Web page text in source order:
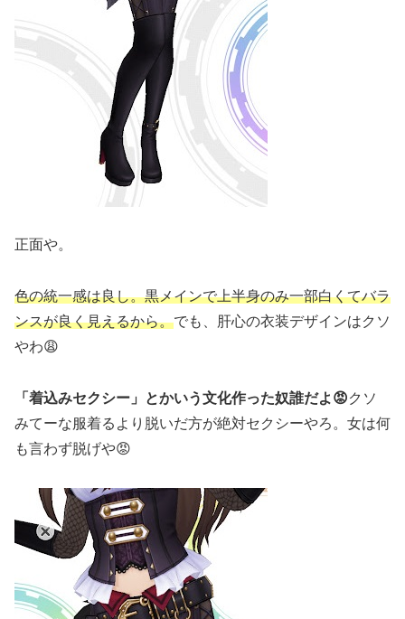
正面や。
色の統一感は良し。黒メインで上半身のみ一部白くてバラ
ンスが良く見えるから。でも、肝心の衣装デザインはクソ
やわ😩
「着込みセクシー」とかいう文化作った奴誰だよ😡クソ
みてーな服着るより脱いだ方が絶対セクシーやろ。女は何
も言わず脱げや😡